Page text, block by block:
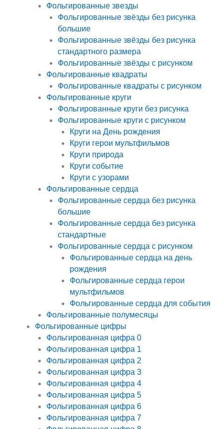
Фольгированные звезды
Фольгированные звёзды без рисунка
большие
Фольгированные звёзды без рисунка
стандартного размера
Фольгированные звёзды с рисунком
Фольгированные квадраты
Фольгированные квадраты с рисунком
Фольгированные круги
Фольгированные круги без рисунка
Фольгированные круги с рисунком
Круги на День рождения
Круги герои мультфильмов
Круги природа
Круги событие
Круги с узорами
Фольгированные сердца
Фольгированные сердца без рисунка
большие
Фольгированные сердца без рисунка
стандартные
Фольгированные сердца с рисунком
Фольгированные сердца на день
рождения
Фольгированные сердца герои
мультфильмов
Фольгированные сердца для события
Фольгированные полумесяцы
Фольгированные цифры
Фольгированная цифра 0
Фольгированная цифра 1
Фольгированная цифра 2
Фольгированная цифра 3
Фольгированная цифра 4
Фольгированная цифра 5
Фольгированная цифра 6
Фольгированная цифра 7